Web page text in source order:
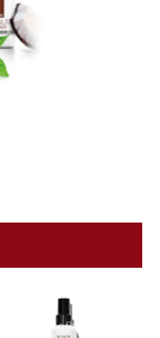
www.profhairs.ru